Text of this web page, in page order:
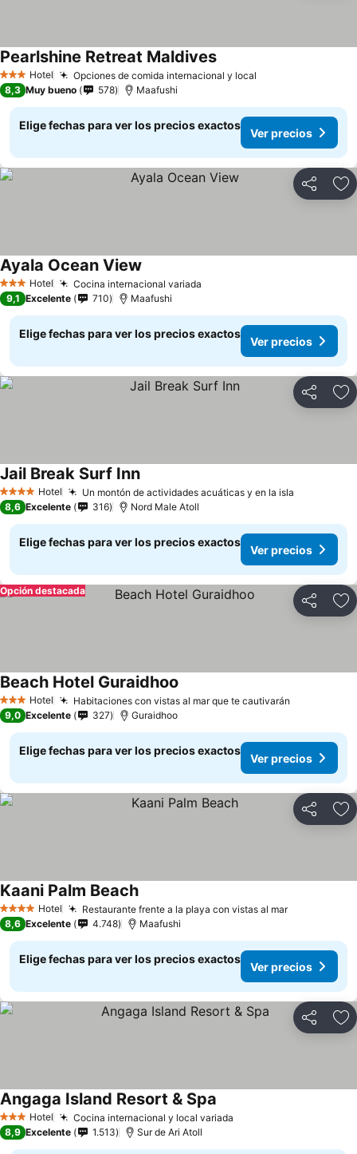
3 Estrellas
Hotel Opciones de comida internacional y local
Pearlshine Retreat Maldives
8,3 Muy bueno 578 Maafushi
Elige fechas para ver los precios exactos
Ver precios
Compartir
3 Estrellas
Hotel Cocina internacional variada
Ayala Ocean View
9,1 Excelente 710 Maafushi
Elige fechas para ver los precios exactos
Ver precios
Compartir
4 EstrellasHotel Un montón de actividades acuáticas y en la isla
Jail Break Surf Inn
8,6 Excelente 316 Nord Male Atoll
Elige fechas para ver los precios exactos
Ver precios
Compartir
Opción destacada
3 Estrellas
Hotel Habitaciones con vistas al mar que te cautivarán
Beach Hotel Guraidhoo
9,0 Excelente 327 Guraidhoo
Elige fechas para ver los precios exactos
Ver precios
Compartir
4 EstrellasHotel Restaurante frente a la playa con vistas al mar
Kaani Palm Beach
8,6 Excelente 4.748 Maafushi
Elige fechas para ver los precios exactos
Ver precios
Compartir
3 Estrellas
Hotel Cocina internacional y local variada
Angaga Island Resort & Spa
8,9 Excelente 1.513 Sur de Ari Atoll